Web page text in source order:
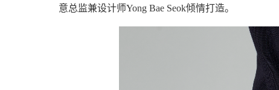
意总监兼设计师Yong Bae Seok倾情打造。